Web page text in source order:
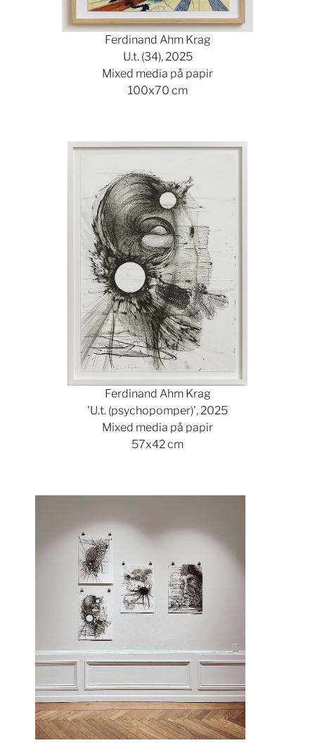
Ferdinand Ahm Krag
U.t. (34), 2025
Mixed media på papir
100x70 cm
Ferdinand Ahm Krag
'U.t. (psychopomper)', 2025
Mixed media på papir
57x42 cm